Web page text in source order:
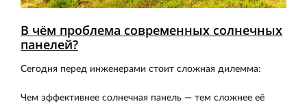
В чём проблема современных солнечных
панелей?
Сегодня перед инженерами стоит сложная дилемма:
Чем эффективнее солнечная панель — тем сложнее её